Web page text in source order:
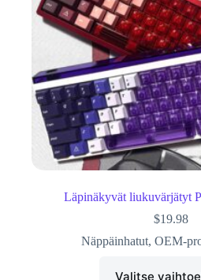
Läpinäkyvät liukuvärjätyt
$19.98
Näppäinhatut, OEM-
Valitse